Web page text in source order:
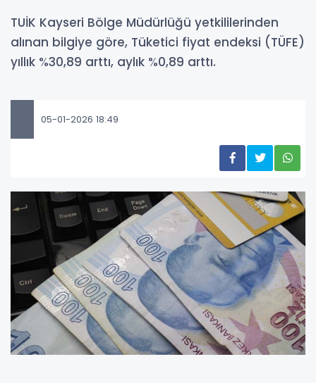
TUİK Kayseri Bölge Müdürlüğü yetkililerinden
alınan bilgiye göre, Tüketici fiyat endeksi (TÜFE)
yıllık %30,89 arttı, aylık %0,89 arttı.
05-01-2026 18:49